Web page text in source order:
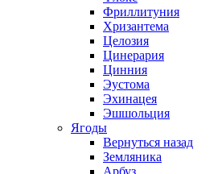
Фриллитуния
Хризантема
Целозия
Цинерария
Цинния
Эустома
Эхинацея
Эшшольция
Ягоды
Вернуться назад
Земляника
Арбуз